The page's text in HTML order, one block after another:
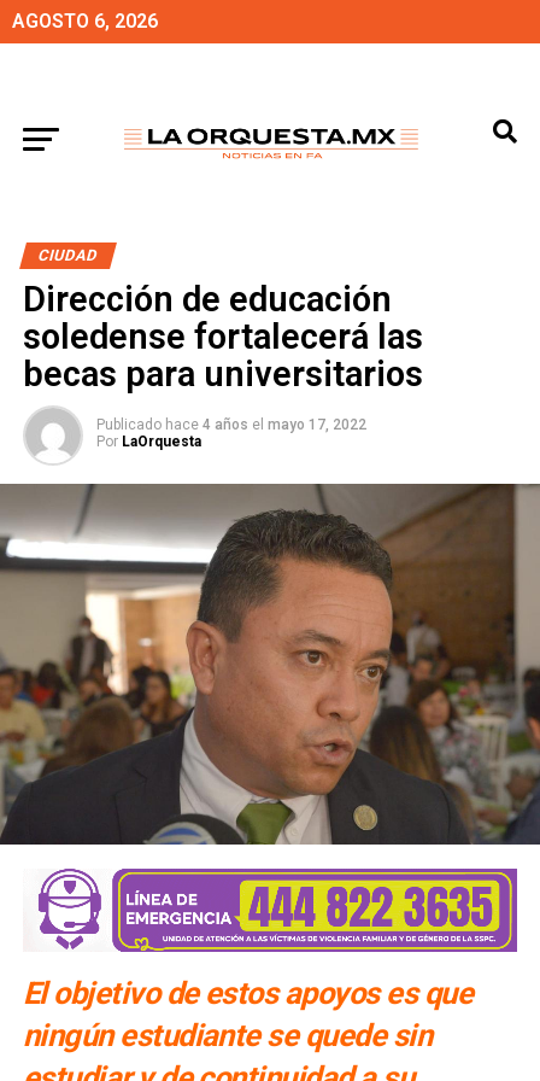
AGOSTO 6, 2026
CIUDAD
Dirección de educación
soledense fortalecerá las
becas para universitarios
Publicado hace 4 años el mayo 17, 2022
Por LaOrquesta
El objetivo de estos apoyos es que
ningún estudiante se quede sin